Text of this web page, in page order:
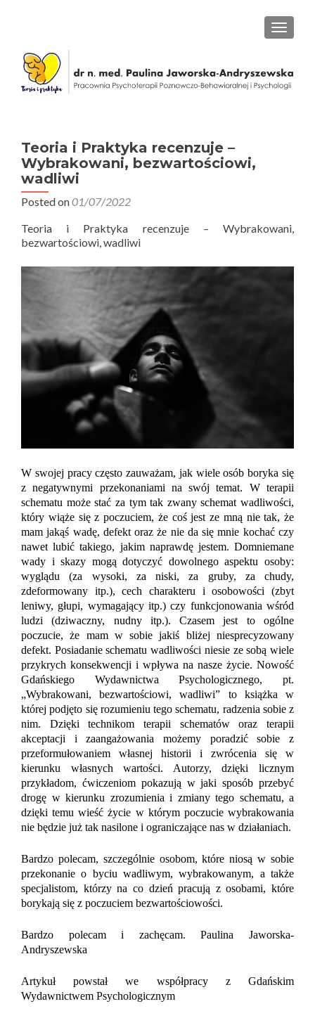
Teoria i Praktyka recenzuje –
Wybrakowani, bezwartościowi,
wadliwi
Posted on01/07/2022
Teoria i Praktyka recenzuje – Wybrakowani,
bezwartościowi, wadliwi
W swojej pracy często zauważam, jak wiele osób boryka się
z negatywnymi przekonaniami na swój temat. W terapii
schematu może stać za tym tak zwany schemat wadliwości,
który wiąże się z poczuciem, że coś jest ze mną nie tak, że
mam jakąś wadę, defektoraz że nie da się mnie kochać czy
nawet lubić takiego, jakim naprawdę jestem. Domniemane
wady i skazy mogą dotyczyć dowolnego aspektu osoby:
wyglądu (za wysoki, za niski, za gruby, za chudy,
zdeformowany itp.), cech charakteru i osobowości (zbyt
leniwy, głupi, wymagający itp.) czy funkcjonowania wśród
ludzi (dziwaczny, nudny itp.). Czasem jest to ogólne
poczucie, że mam w sobie jakiś bliżej niesprecyzowany
defekt. Posiadanie schematu wadliwości niesie ze sobą wiele
przykrych konsekwencji i wpływa na nasze życie. Nowość
Gdańskiego Wydawnictwa Psychologicznego, pt.
„Wybrakowani, bezwartościowi, wadliwi” to książka w
której podjęto się rozumieniu tego schematu, radzenia sobie z
nim. Dzięki technikom terapii schematów oraz terapii
akceptacji i zaangażowania możemy poradzić sobie z
przeformułowaniem własnej historii i zwrócenia się w
kierunku własnych wartości. Autorzy, dzięki licznym
przykładom, ćwiczeniom pokazują w jaki sposób przebyć
drogę w kierunku zrozumienia i zmiany tego schematu, a
dzięki temu wieść życie w którym poczucie wybrakowania
nie będzie już tak nasilone i ograniczające nas w działaniach.
Bardzo polecam, szczególnie osobom, które niosą w sobie
przekonanie o byciu wadliwym, wybrakowanym, a także
specjalistom, którzy na co dzień pracują z osobami, które
borykają się z poczuciem bezwartościowości.
Bardzo polecam i zachęcam. Paulina Jaworska-
Andryszewska
Artykuł powstał we współpracy z Gdańskim
Wydawnictwem Psychologicznym